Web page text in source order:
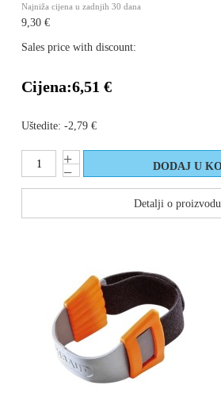
Najniža cijena u zadnjih 30 dana
9,30 €
Sales price with discount:
Cijena:6,51 €
Uštedite: -2,79 €
Detalji o proizvodu